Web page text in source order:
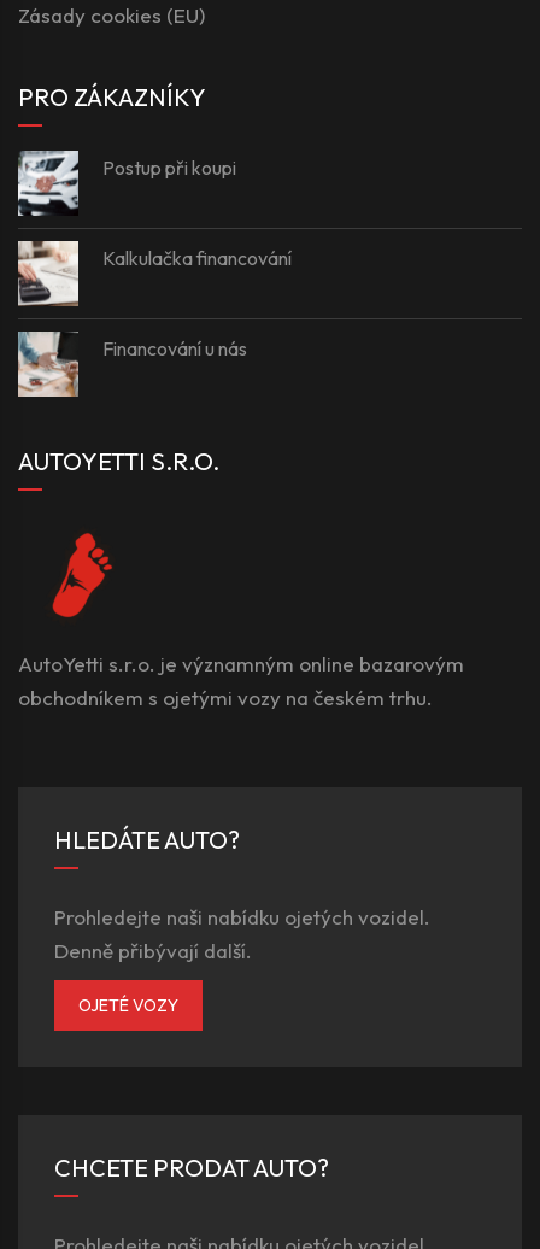
Zásady cookies (EU)
PRO ZÁKAZNÍKY
Postup při koupi
Kalkulačka financování
Financování u nás
AUTOYETTI S.R.O.
AutoYetti s.r.o. je významným online bazarovým
obchodníkem s ojetými vozy na českém trhu.
HLEDÁTE AUTO?
Prohledejte naši nabídku ojetých vozidel.
Denně přibývají další.
OJETÉ VOZY
CHCETE PRODAT AUTO?